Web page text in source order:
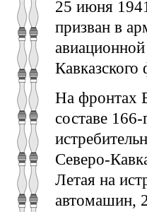
25 июня
призван в
Кавказского
На фронтах
составе
Северо-
Летая на
автомашин,